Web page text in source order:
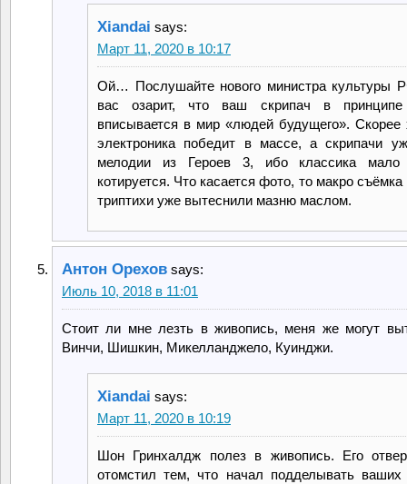
Xiandai says:
Март 11, 2020 в 10:17
Ой… Послушайте нового министра культуры
вас озарит, что ваш скрипач в
вписывается в мир «людей будущего». Скорее
электроника победит в массе, а скрипачи
мелодии из Героев 3, ибо классика
котируется. Что касается фото, то макро
триптихи уже вытеснили мазню маслом.
Антон Орехов says:
Июль 10, 2018 в 11:01
Стоит ли мне лезть в живопись, меня же могут
Винчи, Шишкин, Микелланджело, Куинджи.
Xiandai says:
Март 11, 2020 в 10:19
Шон Гринхалдж полез в живопись. Его
отомстил тем, что начал подделывать ваших